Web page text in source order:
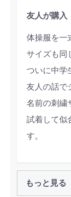
友人が購入
体操服を一
サイズも同
ついに中学
友人の話で
名前の刺繍
試着して似
す。
もっと見る